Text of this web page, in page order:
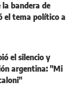
bandera de
el tema político a
el silencio y
argentina: "Mi